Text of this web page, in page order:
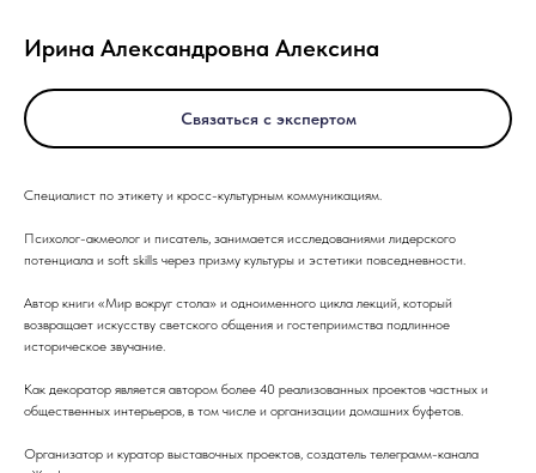
Ирина Александровна Алексина
Связаться с экспертом
Специалист по этикету и кросс-культурным коммуникациям.
Психолог-акмеолог и писатель, занимается исследованиями лидерского
потенциала и soft skills через призму культуры и эстетики повседневности.
Автор книги «Мир вокруг стола» и одноименного цикла лекций, который
возвращает искусству светского общения и гостеприимства подлинное
историческое звучание.
Как декоратор является автором более 40 реализованных проектов частных и
общественных интерьеров, в том числе и организации домашних буфетов.
Организатор и куратор выставочных проектов, создатель телеграмм-канала